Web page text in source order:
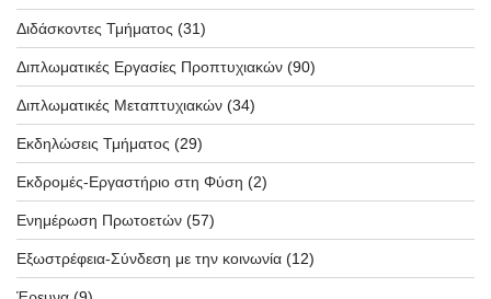
Διδάσκοντες Τμήματος (31)
Διπλωματικές Εργασίες Προπτυχιακών (90)
Διπλωματικές Μεταπτυχιακών (34)
Εκδηλώσεις Τμήματος (29)
Εκδρομές-Εργαστήριο στη Φύση (2)
Ενημέρωση Πρωτοετών (57)
Εξωστρέφεια-Σύνδεση με την κοινωνία (12)